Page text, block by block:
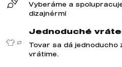
Vyberáme a
dizajnérmi
Jednoduché
Tovar sa dá jednoducho
vrátime.